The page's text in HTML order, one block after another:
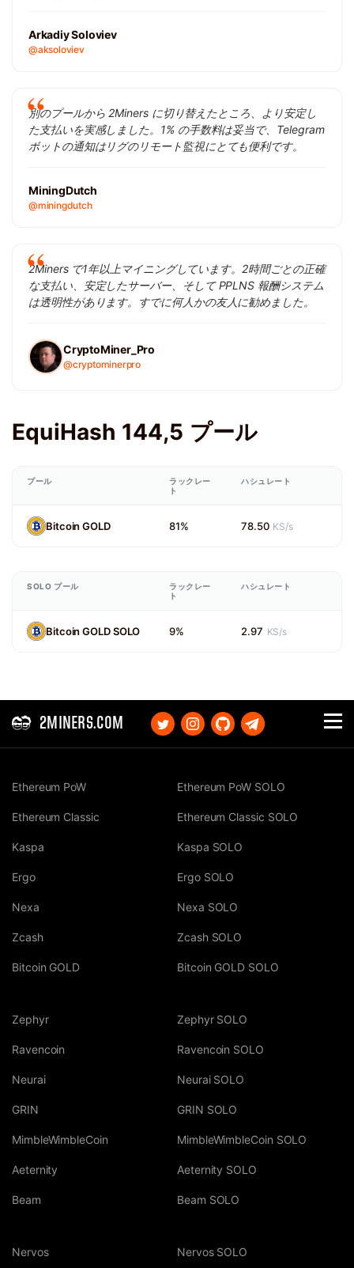
Arkadiy Soloviev
@aksoloviev
別のプールから 2Miners に切り替えたところ、より安定し
た支払いを実感しました。1% の手数料は妥当で、Telegram
ボットの通知はリグのリモート監視にとても便利です。
MiningDutch
@miningdutch
2Miners で1年以上マイニングしています。2時間ごとの正確
な支払い、安定したサーバー、そして PPLNS 報酬システム
は透明性があります。すでに何人かの友人に勧めました。
CryptoMiner_Pro
@cryptominerpro
EquiHash 144,5 プール
プール
ラックレー
ト
ハシュレート
Bitcoin GOLD 81% 78.50 KS/s
SOLO プール
ラックレー
ト
ハシュレート
Bitcoin GOLD SOLO 9% 2.97 KS/s
2MINERS.COM
Ethereum PoW
Ethereum Classic
Kaspa
Ergo
Nexa
Zcash
Bitcoin GOLD
Ethereum PoW SOLO
Ethereum Classic SOLO
Kaspa SOLO
Ergo SOLO
Nexa SOLO
Zcash SOLO
Bitcoin GOLD SOLO
Zephyr
Ravencoin
Neurai
GRIN
MimbleWimbleCoin
Aeternity
Beam
Zephyr SOLO
Ravencoin SOLO
Neurai SOLO
GRIN SOLO
MimbleWimbleCoin SOLO
Aeternity SOLO
Beam SOLO
Nervos Nervos SOLO